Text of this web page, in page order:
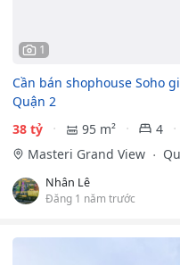
1
Cần bán shophouse Soho
Quận 2
38 tỷ
95 m² 4
Masteri Grand View
Nhân Lê
Đăng 1 năm trước